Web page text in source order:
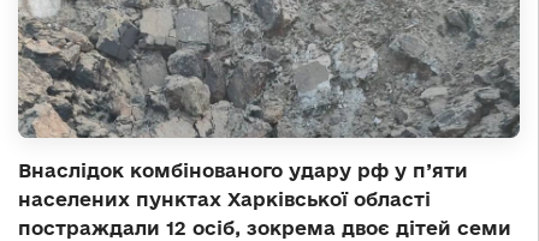
Внаслідок комбінованого удару рф у п’яти
населених пунктах Харківської області
постраждали 12 осіб, зокрема двоє дітей семи